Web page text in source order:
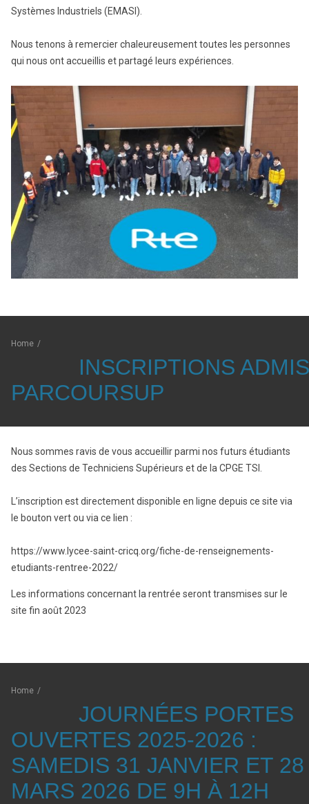
Systèmes Industriels (EMASI).
Nous tenons à remercier chaleureusement toutes les personnes
qui nous ont accueillis et partagé leurs expériences.
Home /
INSCRIPTIONS ADMIS
PARCOURSUP
Nous sommes ravis de vous accueillir parmi nos futurs étudiants
des Sections de Techniciens Supérieurs et de la CPGE TSI.
L’inscription est directement disponible en ligne depuis ce site via
le bouton vert ou via ce lien :
https://www.lycee-saint-cricq.org/fiche-de-renseignements-
etudiants-rentree-2022/
Les informations concernant la rentrée seront transmises sur le
site fin août 2023
Home /
JOURNÉES PORTES
OUVERTES 2025-2026 :
SAMEDIS 31 JANVIER ET 28
MARS 2026 DE 9H À 12H